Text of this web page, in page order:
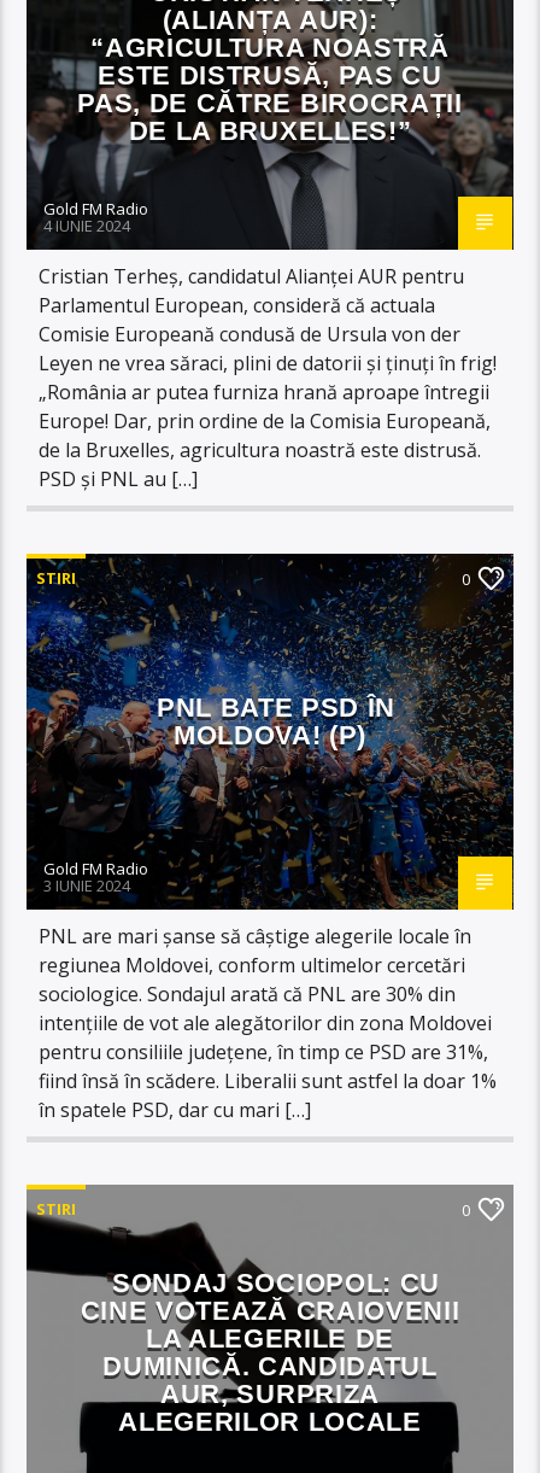
(ALIANȚA AUR):
“AGRICULTURA NOASTRĂ
ESTE DISTRUSĂ, PAS CU
PAS, DE CĂTRE BIROCRAȚII
DE LA BRUXELLES!”
Gold FM Radio
4 IUNIE 2024
Cristian Terheș, candidatul Alianței AUR pentru
Parlamentul European, consideră că actuala
Comisie Europeană condusă de Ursula von der
Leyen ne vrea săraci, plini de datorii și ținuți în frig!
„România ar putea furniza hrană aproape întregii
Europe! Dar, prin ordine de la Comisia Europeană,
de la Bruxelles, agricultura noastră este distrusă.
PSD și PNL au […]
STIRI 0
PNL BATE PSD ÎN
MOLDOVA! (P)
Gold FM Radio
3 IUNIE 2024
PNL are mari șanse să câștige alegerile locale în
regiunea Moldovei, conform ultimelor cercetări
sociologice. Sondajul arată că PNL are 30% din
intențiile de vot ale alegătorilor din zona Moldovei
pentru consiliile județene, în timp ce PSD are 31%,
fiind însă în scădere. Liberalii sunt astfel la doar 1%
în spatele PSD, dar cu mari […]
STIRI 0
SONDAJ SOCIOPOL: CU
CINE VOTEAZĂ CRAIOVENII
LA ALEGERILE DE
DUMINICĂ. CANDIDATUL
AUR, SURPRIZA
ALEGERILOR LOCALE